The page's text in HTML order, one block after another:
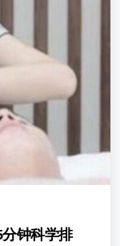
钟科学排